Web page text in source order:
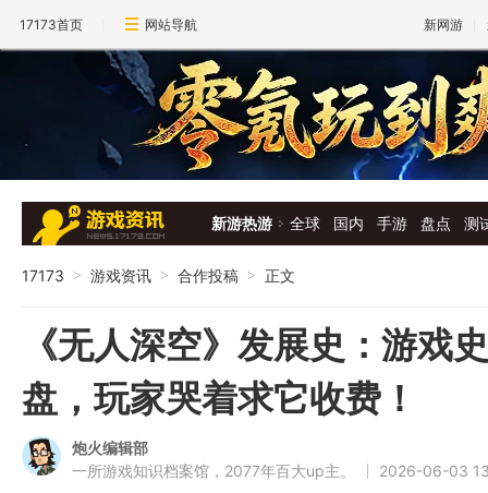
17173首页 网站导航 新网游
新游热游 全球 国内 手游 盘点 测
17173 > 游戏资讯 > 合作投稿 > 正文
《无人深空》发展史：游戏
盘，玩家哭着求它收费！
炮火编辑部
一所游戏知识档案馆，2077年百大up主。
2026-06-03